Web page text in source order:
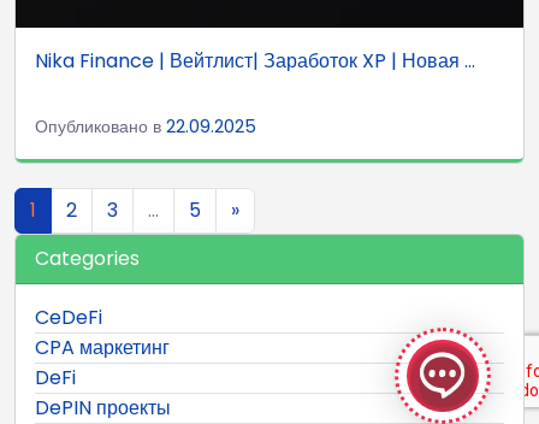
Nika Finance | Вейтлист| Заработок XP | Новая ...
Опубликовано в 22.09.2025
Навигация по записям
1 2 3 … 5
»
Categories
CeDeFi
CPA маркетинг
DeFi
DePIN проекты
GeekyBot
онлайн
Welcome to GeekyBot! Let me